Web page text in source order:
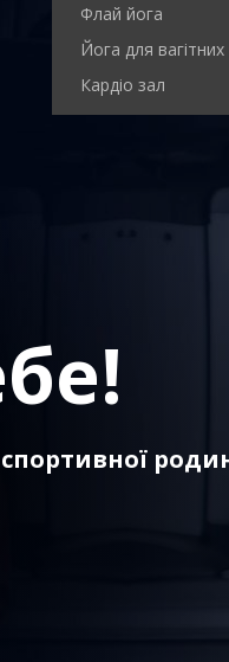
Флай йога
Йога для вагітних
Кардіо зал